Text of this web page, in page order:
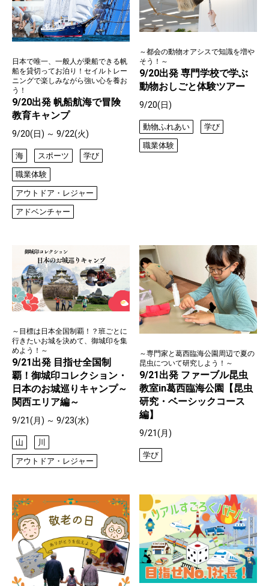
日本で唯一、一般人が乗船できる帆
船を貸切ってお泊り！セイルトレー
ニングで楽しみながら強い心を養お
う！
9/20出発 帆船航海で冒険
教育キャンプ
9/20(日) ～ 9/22(火)
海ㅤ スポーツ 学び
職業体験
アウトドア・レジャー
アドベンチャー
～都会の動物オアシスで知識を増や
そう！～
9/20出発 専門学校で学ぶ
動物おしごと体験ツアー
9/20(日)
動物ふれあい 学び
職業体験
～目標は日本全国制覇！？班ごとに
行きたいお城を決めて、御城印を集
めよう！～
9/21出発 目指せ全国制
覇！御城印コレクション・
日本のお城巡りキャンプ～
関西エリア編～
9/21(月) ～ 9/23(水)
山 川
アウトドア・レジャー
～専門家と葛西臨海公園周辺で夏の
昆虫について研究しよう！～
9/21出発 ファーブル昆虫
教室in葛西臨海公園【昆虫
研究・ベーシックコース
編】
9/21(月)
学び